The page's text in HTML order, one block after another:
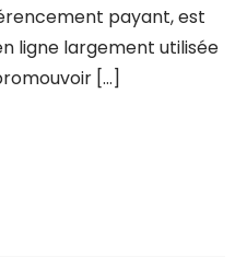
payant, est
ligne largement utilisée
[…]